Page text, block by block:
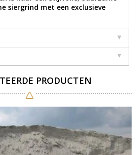
siergrind met een exclusieve
PRODUCTEN